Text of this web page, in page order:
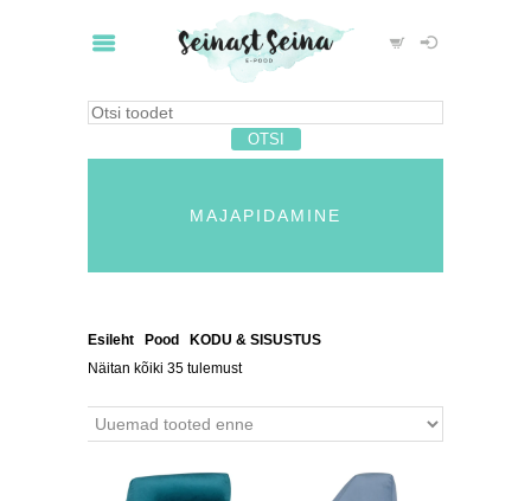
MAJAPIDAMINE
Esileht Pood KODU & SISUSTUS
Näitan kõiki 35 tulemust